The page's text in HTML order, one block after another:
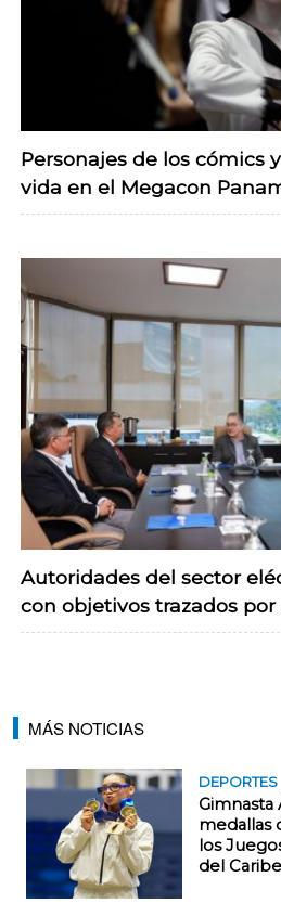
Personajes de los cómics
vida en el Megacon
Autoridades del sector
con objetivos trazados
MÁS NOTICIAS
DEPORTES
Gimnasta
medallas
los
del Caribe